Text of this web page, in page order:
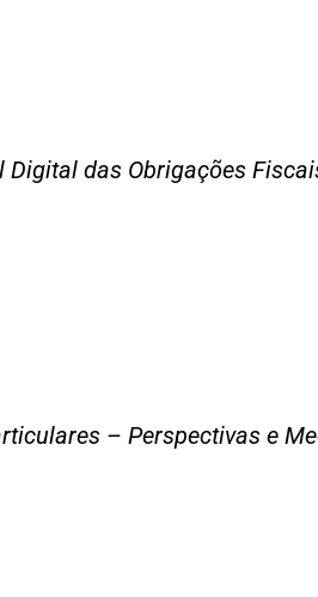
das Obrigações
– Perspectivas e